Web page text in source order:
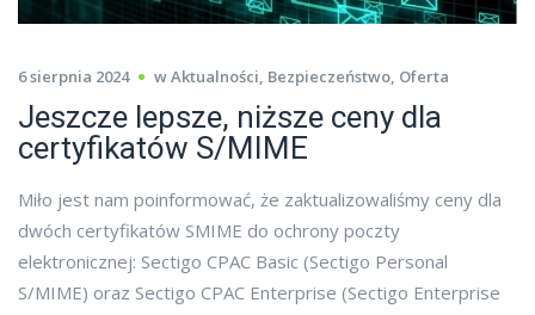
6 sierpnia 2024 wAktualności, Bezpieczeństwo, Oferta
Jeszcze lepsze, niższe ceny dla
certyfikatów S/MIME
Miło jest nam poinformować, że zaktualizowaliśmy ceny dla
dwóch certyfikatów SMIME do ochrony poczty
elektronicznej: Sectigo CPAC Basic (Sectigo Personal
S/MIME) oraz Sectigo CPAC Enterprise (Sectigo Enterprise